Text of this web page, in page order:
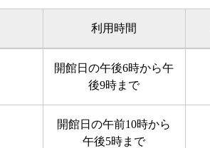
利用時間
開館日の午後6時から午
後9時まで
開館日の午前10時から
午後5時まで